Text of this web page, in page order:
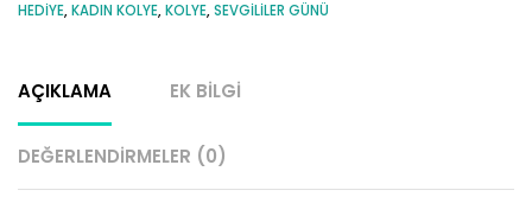
HEDIYE,KADIN KOLYE,KOLYE,SEVGILILER GÜNÜ
AÇIKLAMA EK BILGI
DEĞERLENDIRMELER (0)